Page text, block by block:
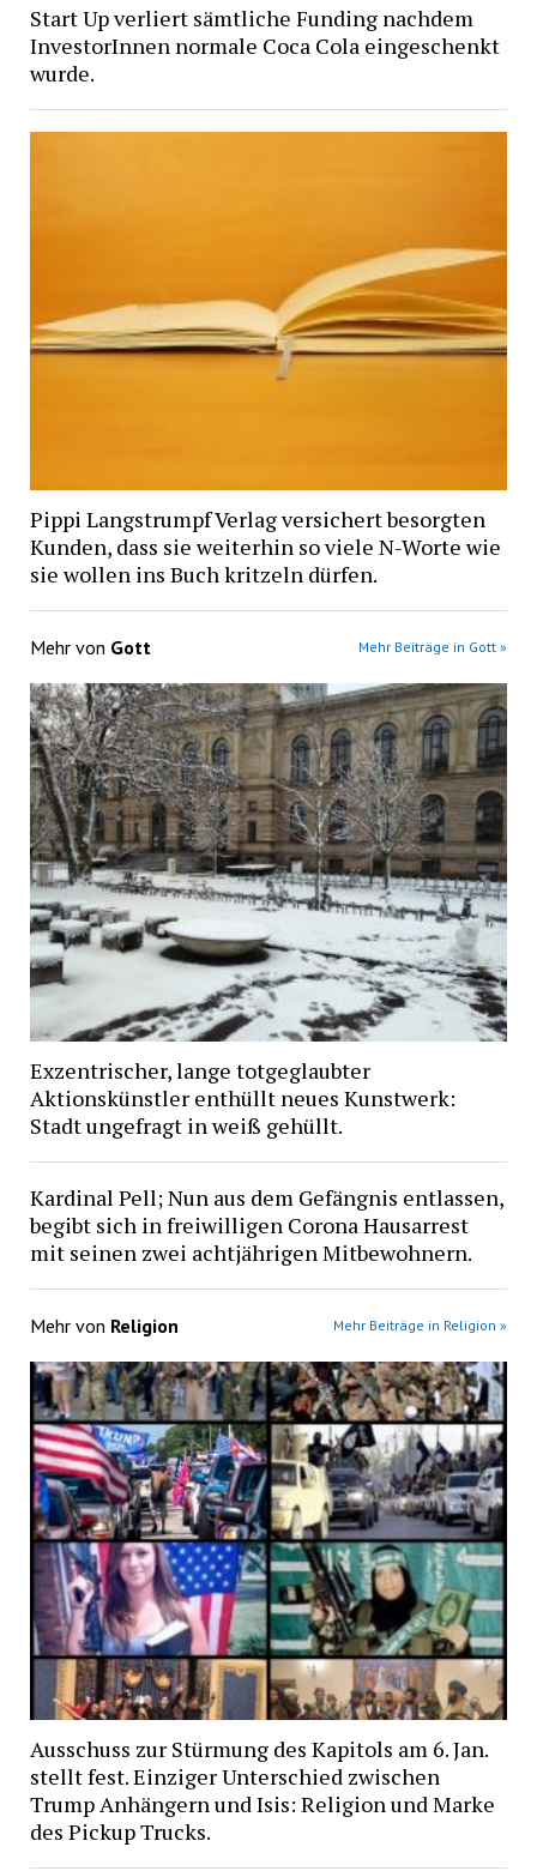
Start Up verliert sämtliche Funding nachdem
InvestorInnen normale Coca Cola eingeschenkt
wurde.
Pippi Langstrumpf Verlag versichert besorgten
Kunden, dass sie weiterhin so viele N-Worte wie
sie wollen ins Buch kritzeln dürfen.
Mehr von Gott Mehr Beiträge in Gott »
Exzentrischer, lange totgeglaubter
Aktionskünstler enthüllt neues Kunstwerk:
Stadt ungefragt in weiß gehüllt.
Kardinal Pell; Nun aus dem Gefängnis entlassen,
begibt sich in freiwilligen Corona Hausarrest
mit seinen zwei achtjährigen Mitbewohnern.
Mehr von Religion Mehr Beiträge in Religion »
Ausschuss zur Stürmung des Kapitols am 6. Jan.
stellt fest. Einziger Unterschied zwischen
Trump Anhängern und Isis: Religion und Marke
des Pickup Trucks.